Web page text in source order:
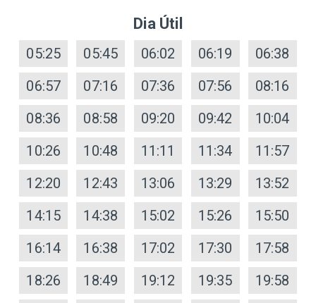
Dia Útil
05:25 05:45 06:02 06:19
06:38
06:57
07:16 07:36 07:56
08:16
08:36
08:58 09:20 09:42
10:04
10:26
10:48 11:11 11:34
11:57
12:20
12:43 13:06 13:29
13:52
14:15
14:38 15:02 15:26
15:50
16:14
16:38 17:02 17:30
17:58
18:26
18:49 19:12 19:35
19:58